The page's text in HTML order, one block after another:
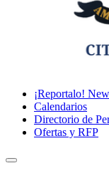
¡Reportalo!
Calendarios
Directorio de
Ofertas y RFP